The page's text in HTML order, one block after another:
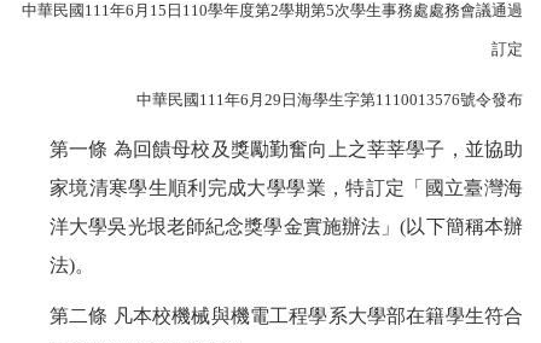
中華民國 111年6 月 15 日 110學年度第2學期第5次學生事務處處務會議通過
訂定
中華民國 111年6 月 29 日海學生字第1110013576號令發布
第一條 為回饋母校及獎勵勤奮向上之莘莘學子，並協助
家境清寒學生順利完成大學學業，特訂定「國立臺灣海
洋大學吳光垠老師紀念獎學金實施辦法」(以下簡稱本辦
法)。
第二條 凡本校機械與機電工程學系大學部在籍學生符合